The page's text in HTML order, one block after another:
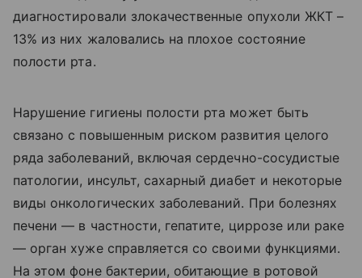
диагностировали злокачественные опухоли ЖКТ –
13% из них жаловались на плохое состояние
полости рта.
Нарушение гигиены полости рта может быть
связано с повышенным риском развития целого
ряда заболеваний, включая сердечно-сосудистые
патологии, инсульт, сахарный диабет и некоторые
виды онкологических заболеваний. При болезнях
печени — в частности, гепатите, циррозе или раке
— орган хуже справляется со своими функциями.
На этом фоне бактерии, обитающие в ротовой